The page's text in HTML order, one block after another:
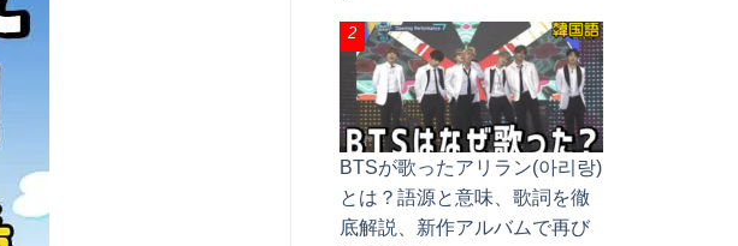
BTSが歌ったアリラン(아리랑)
とは？語源と意味、歌詞を徹
底解説、新作アルバムで再び